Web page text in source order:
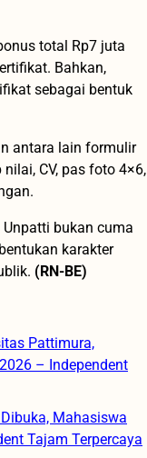
total Rp7 juta
Bahkan,
sebagai bentuk
antara lain formulir
CV, pas foto 4×6,
bukan cuma
karakter
(RN-BE)
Pattimura,
– Independent
Mahasiswa
Tajam Terpercaya